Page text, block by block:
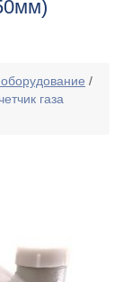
/
газа